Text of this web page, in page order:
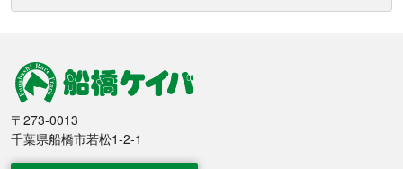
船橋競馬
〒273-0013
千葉県船橋市若松1-2-1